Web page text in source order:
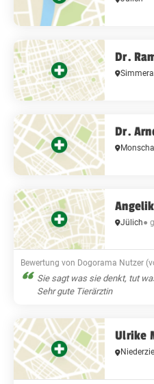
Dr.
Dr.
Jülich●
Bewertung von Dogorama Nutzer
Sie sagt was sie denkt, tut
Sehr gute Tierärztin
Ulrike